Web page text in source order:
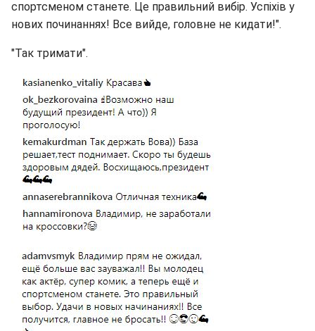
спортсменом станете. Це правильний вибір. Успіхів у
нових починаннях! Все вийде, головне не кидати!".
"Так тримати".